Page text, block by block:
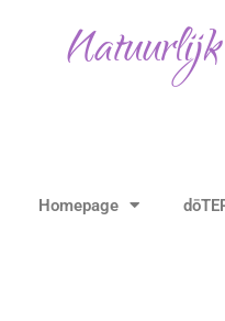
Natuurlijk
Homepage